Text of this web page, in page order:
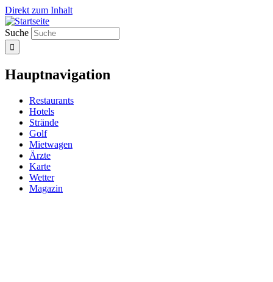
Direkt zum Inhalt
Suche
Hauptnavigation
Restaurants
Hotels
Strände
Golf
Mietwagen
Ärzte
Karte
Wetter
Magazin